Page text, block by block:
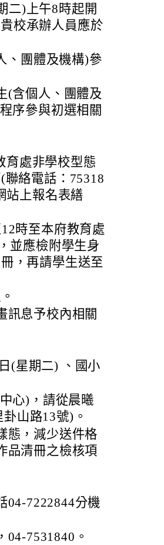
二)上午8時起開
校承辦人員應於
、團體及機構)參
(含個人、團體及
序參與初選相關
育處非學校型態
絡電話：75318
站上報名表繕
時至本府教育處
並應檢附學生身
，再請學生送至
訊息予校內相關
(星期二) 、國小
心)，請從晨曦
山路13號)。
態，減少送件格
品清冊之檢核項
04-7222844分機
7531840。